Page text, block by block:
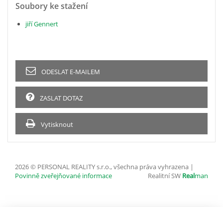
Soubory ke stažení
jiří Gennert
ODESLAT E-MAILEM
ZASLAT DOTAZ
Vytisknout
2026 © PERSONAL REALITY s.r.o., všechna práva vyhrazena |
Povinně zveřejňované informace
Realitní SW Realman